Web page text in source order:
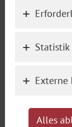
SEIT
Gästen
Externe
Alles